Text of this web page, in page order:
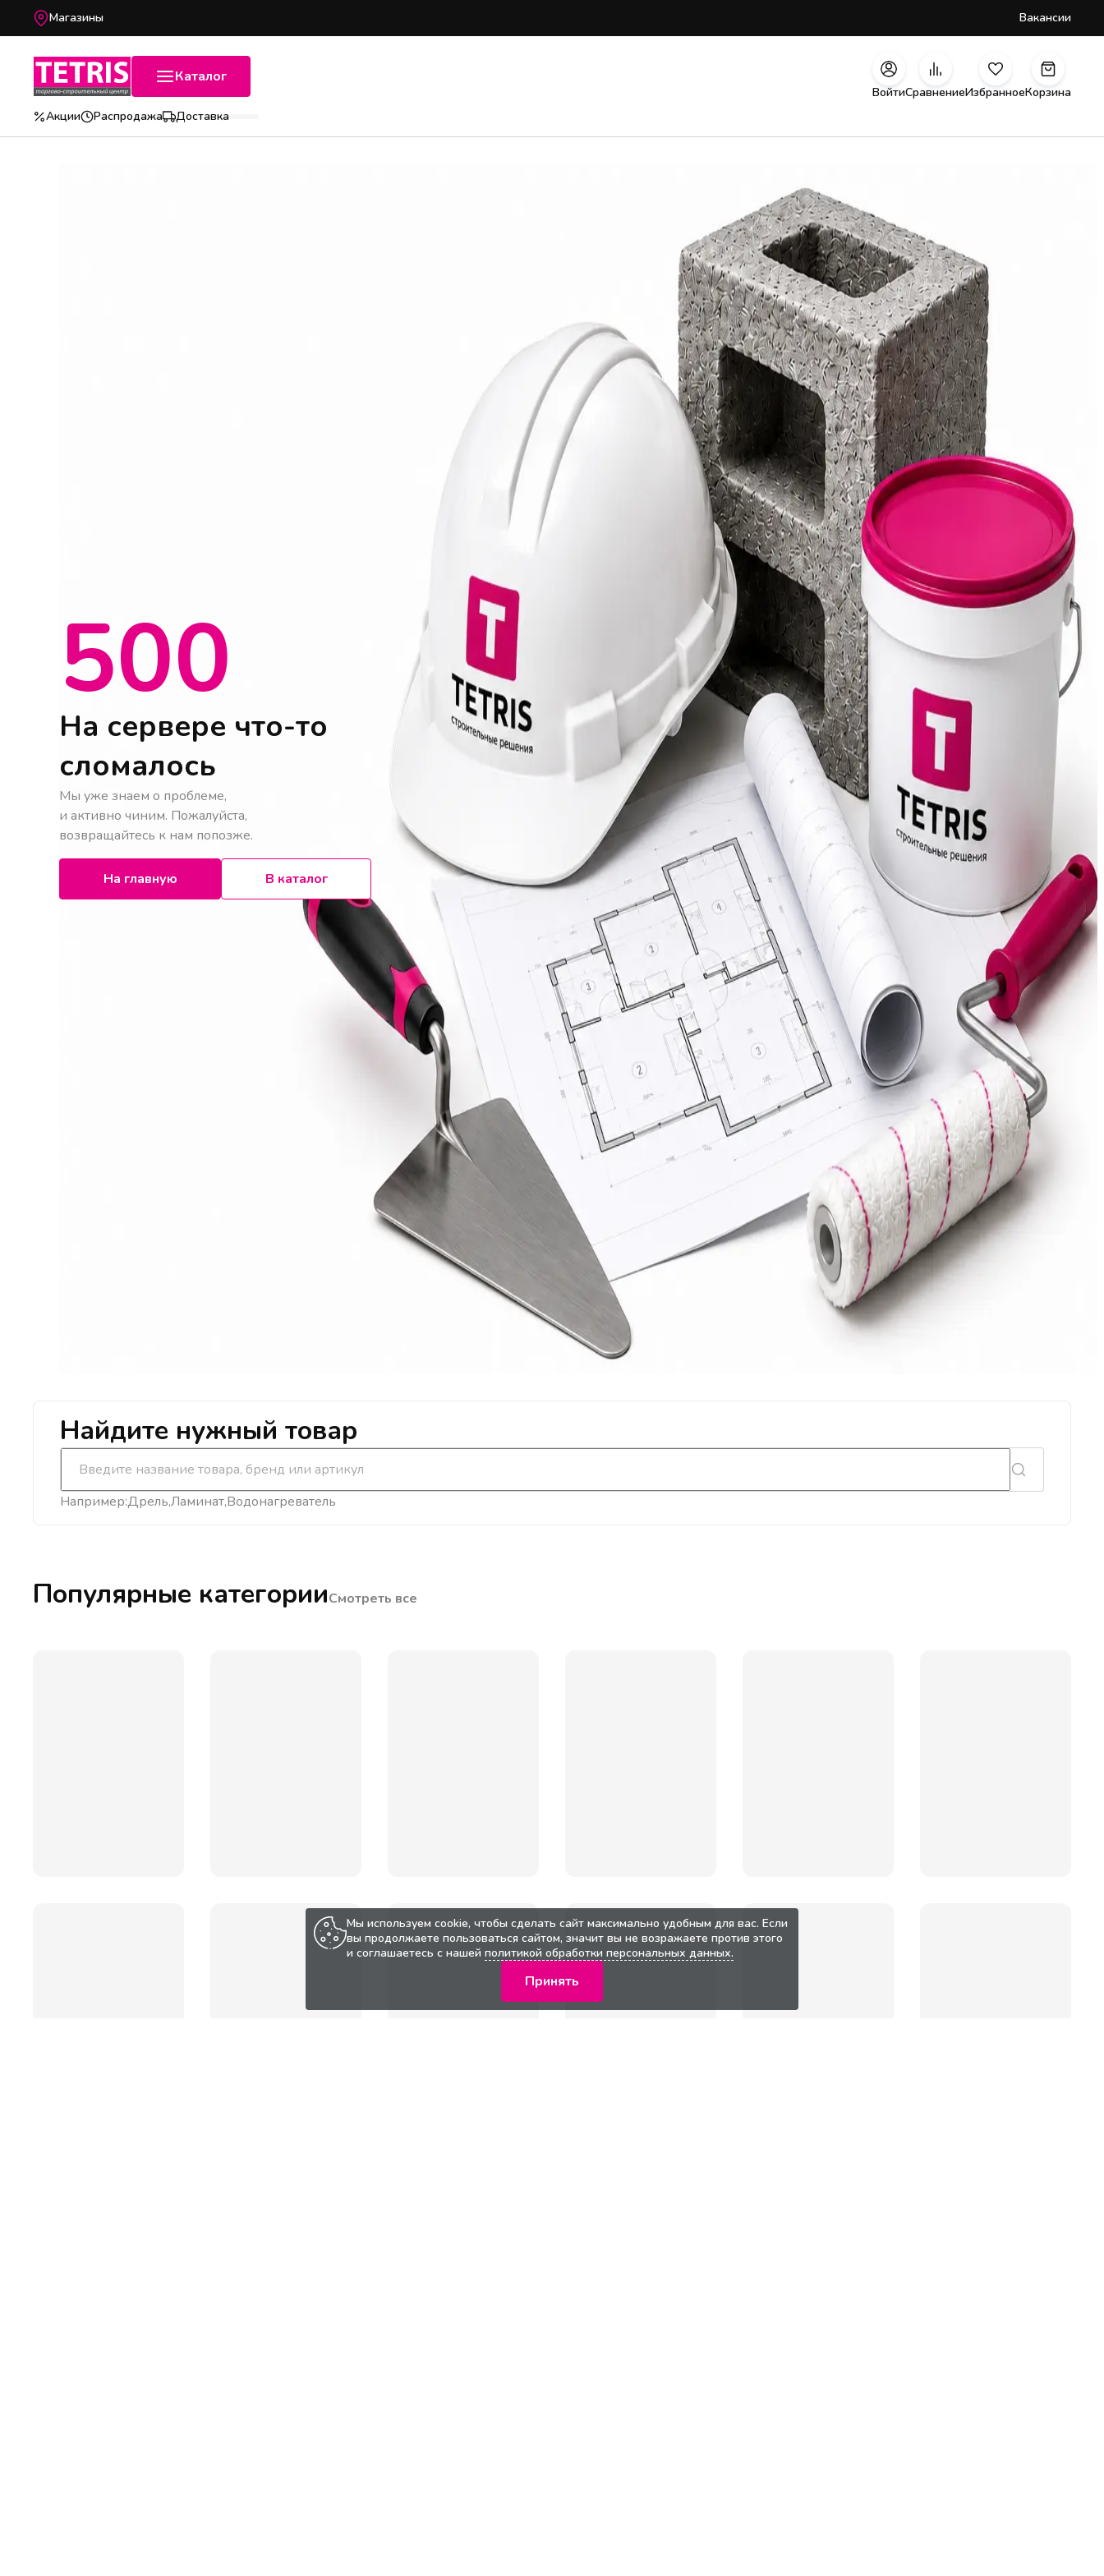
Магазины Вакансии
Каталог
ВойтиСравнениеИзбранноеКорзина
Акции
Распродажа Доставка
500
На сервере что-то
сломалось
Мы уже знаем о проблеме,
и активно чиним. Пожалуйста,
возвращайтесь к нам попозже.
На главную В каталог
Найдите нужный товар
Например:ДрельЛаминатВодонагреватель
Популярные категорииСмотреть все
Мы используем cookie, чтобы сделать сайт максимально удобным для вас. Если
вы продолжаете пользоваться сайтом, значит вы не возражаете против этого
и соглашаетесь с нашей политикой обработки персональных данных.
Принять